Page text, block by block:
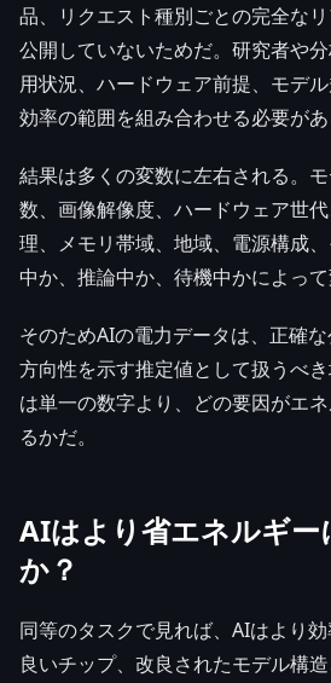
品、リクエスト種別ごとの完全な
公開していないためだ。研究者や
用状況、ハードウェア前提、モデ
効率の範囲を組み合わせる必要があ
結果は多くの変数に左右される。
数、画像解像度、ハードウェア世
理、メモリ帯域、地域、電源構成
中か、推論中か、待機中かによって
そのためAIの電力データは、正確
方向性を示す推定値として扱うべ
は単一の数字より、どの要因がエ
るかだ。
AIはより省エネルギー
か？
同等のタスクで見れば、AIはより
良いチップ、改良されたモデル構